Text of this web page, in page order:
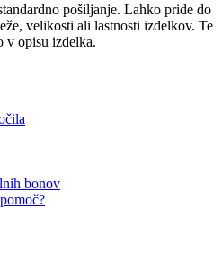
pošiljanje. Lahko pride do
velikosti ali lastnosti izdelkov. Te
v opisu izdelka.
bonov